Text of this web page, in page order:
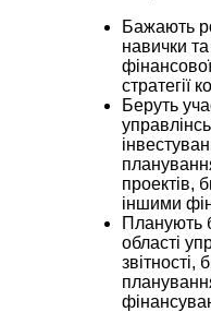
Бажають
навички
стратегії
Беруть
проектів,
іншими
Планують
області